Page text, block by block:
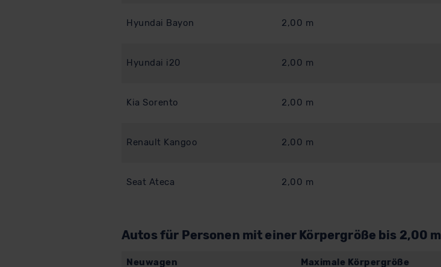
Hyundai Bayon 2,00 m
Hyundai i20 2,00 m
Kia Sorento 2,00 m
Renault Kangoo 2,00 m
Seat Ateca 2,00 m
Autos für Personen mit einer Körpergröße bis 2,00 m
Neuwagen Maximale Körpergröße